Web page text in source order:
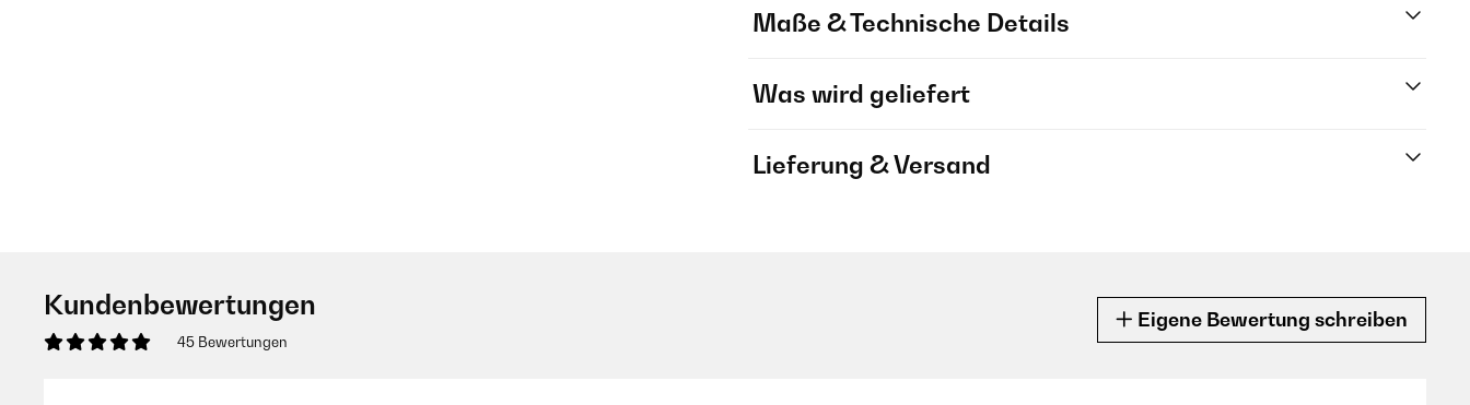
Maße & Technische Details
Was wird geliefert
Lieferung & Versand
Kundenbewertungen
45 Bewertungen
Eigene Bewertung schreiben